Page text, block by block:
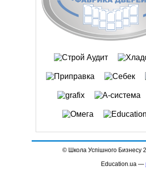
© Школа Успішного Бизнесу
Education.ua —